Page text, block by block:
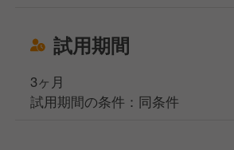
試用期間
3ヶ月
試用期間の条件：同条件